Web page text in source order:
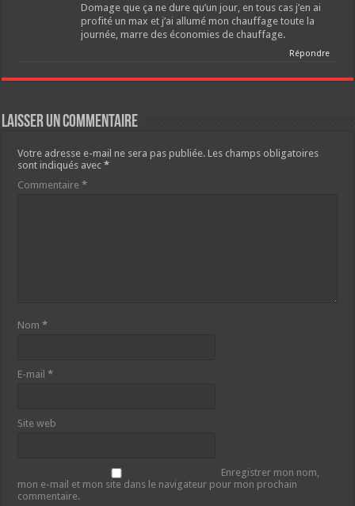
Domage que ça ne dure qu’un jour, en tous cas j’en ai
profité un max et j’ai allumé mon chauffage toute la
journée, marre des économies de chauffage.
Répondre
Laisser un commentaire
Votre adresse e-mail ne sera pas publiée. Les champs obligatoires
sont indiqués avec*
Commentaire*
Nom*
E-mail*
Site web
Enregistrer mon nom,
mon e-mail et mon site dans le navigateur pour mon prochain
commentaire.